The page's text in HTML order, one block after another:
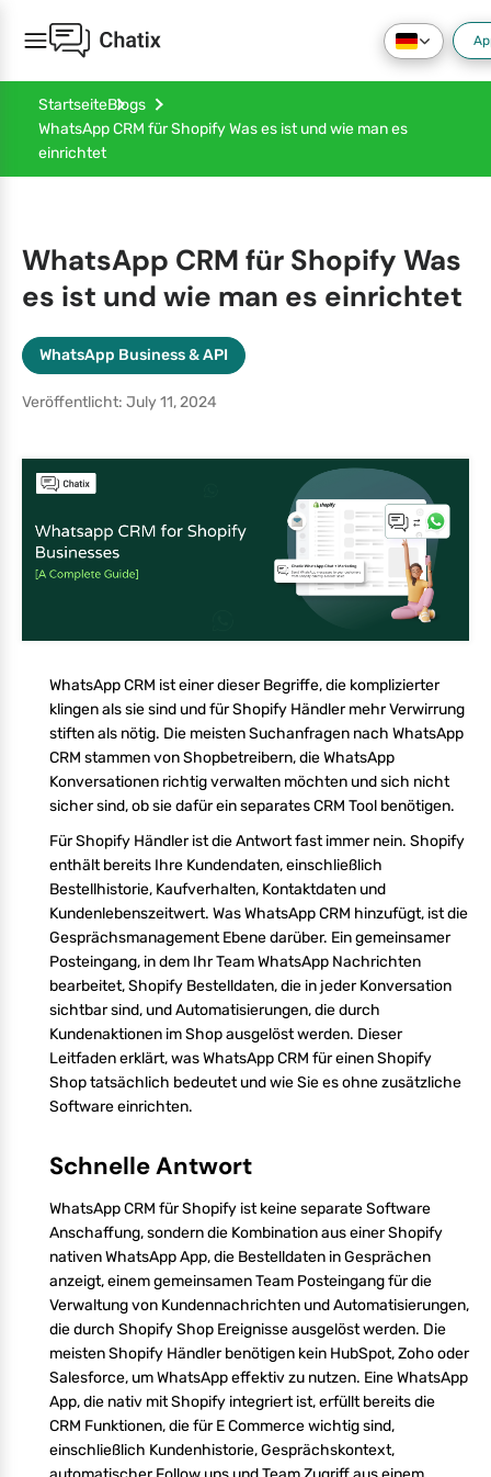
StartseiteBlogs
WhatsApp CRM für Shopify Was es ist und wie man es
einrichtet
WhatsApp CRM für Shopify Was
es ist und wie man es einrichtet
WhatsApp Business & API
Veröffentlicht: July 11, 2024
WhatsApp CRM ist einer dieser Begriffe, die komplizierter
klingen als sie sind und für Shopify Händler mehr Verwirrung
stiften als nötig. Die meisten Suchanfragen nach WhatsApp
CRM stammen von Shopbetreibern, die WhatsApp
Konversationen richtig verwalten möchten und sich nicht
sicher sind, ob sie dafür ein separates CRM Tool benötigen.
Für Shopify Händler ist die Antwort fast immer nein. Shopify
enthält bereits Ihre Kundendaten, einschließlich
Bestellhistorie, Kaufverhalten, Kontaktdaten und
Kundenlebenszeitwert. Was WhatsApp CRM hinzufügt, ist die
Gesprächsmanagement Ebene darüber. Ein gemeinsamer
Posteingang, in dem Ihr Team WhatsApp Nachrichten
bearbeitet, Shopify Bestelldaten, die in jeder Konversation
sichtbar sind, und Automatisierungen, die durch
Kundenaktionen im Shop ausgelöst werden. Dieser
Leitfaden erklärt, was WhatsApp CRM für einen Shopify
Shop tatsächlich bedeutet und wie Sie es ohne zusätzliche
Software einrichten.
Schnelle Antwort
WhatsApp CRM für Shopify ist keine separate Software
Anschaffung, sondern die Kombination aus einer Shopify
nativen WhatsApp App, die Bestelldaten in Gesprächen
anzeigt, einem gemeinsamen Team Posteingang für die
Verwaltung von Kundennachrichten und Automatisierungen,
die durch Shopify Shop Ereignisse ausgelöst werden. Die
meisten Shopify Händler benötigen kein HubSpot, Zoho oder
Salesforce, um WhatsApp effektiv zu nutzen. Eine WhatsApp
App, die nativ mit Shopify integriert ist, erfüllt bereits die
CRM Funktionen, die für E Commerce wichtig sind,
einschließlich Kundenhistorie, Gesprächskontext,